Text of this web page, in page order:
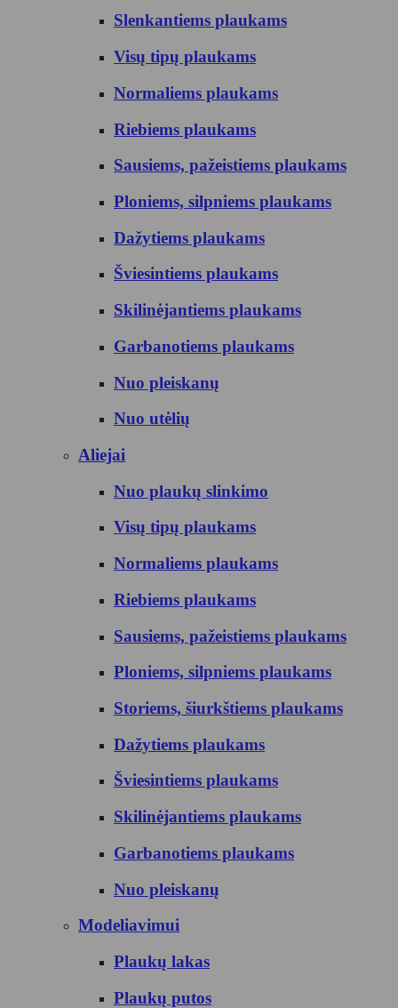
Slenkantiems plaukams
Visų tipų plaukams
Normaliems plaukams
Riebiems plaukams
Sausiems, pažeistiems plaukams
Ploniems, silpniems plaukams
Dažytiems plaukams
Šviesintiems plaukams
Skilinėjantiems plaukams
Garbanotiems plaukams
Nuo pleiskanų
Nuo utėlių
Aliejai
Nuo plaukų slinkimo
Visų tipų plaukams
Normaliems plaukams
Riebiems plaukams
Sausiems, pažeistiems plaukams
Ploniems, silpniems plaukams
Storiems, šiurkštiems plaukams
Dažytiems plaukams
Šviesintiems plaukams
Skilinėjantiems plaukams
Garbanotiems plaukams
Nuo pleiskanų
Modeliavimui
Plaukų lakas
Plaukų putos